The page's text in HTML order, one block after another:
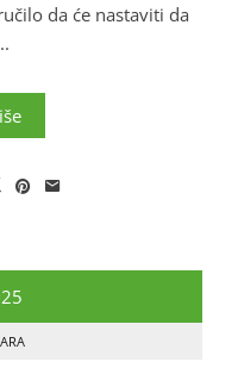
da će nastaviti da